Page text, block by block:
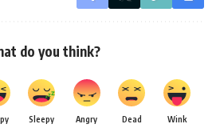
do you think?
Sleepy Angry Dead Wink